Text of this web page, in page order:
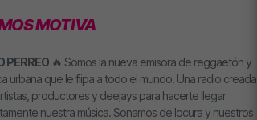
MOTIVA
PERREO 🔥 Somos la nueva emisora de reggaetón y
urbana que le flipa a todo el mundo. Una radio creada
productores y deejays para hacerte llegar
nuestra música. Sonamos de locura y nuestros